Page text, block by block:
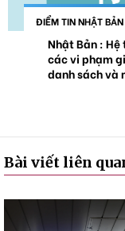
ĐIỂM TIN NHẬT BẢN
Nhật Bản :
các vi phạm
danh sách và
Bài viết liên